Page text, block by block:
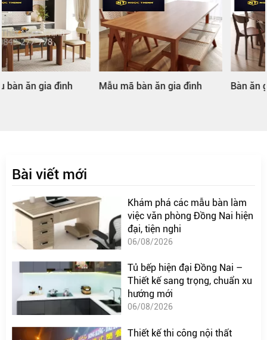
Mẫu mã bàn ăn gia đình Bàn ăn gia đình hình tròn
Bài viết mới
Khám phá các mẫu bàn làm
việc văn phòng Đồng Nai hiện
đại, tiện nghi
06/08/2026
Tủ bếp hiện đại Đồng Nai –
Thiết kế sang trọng, chuẩn xu
hướng mới
06/08/2026
Thiết kế thi công nội thất